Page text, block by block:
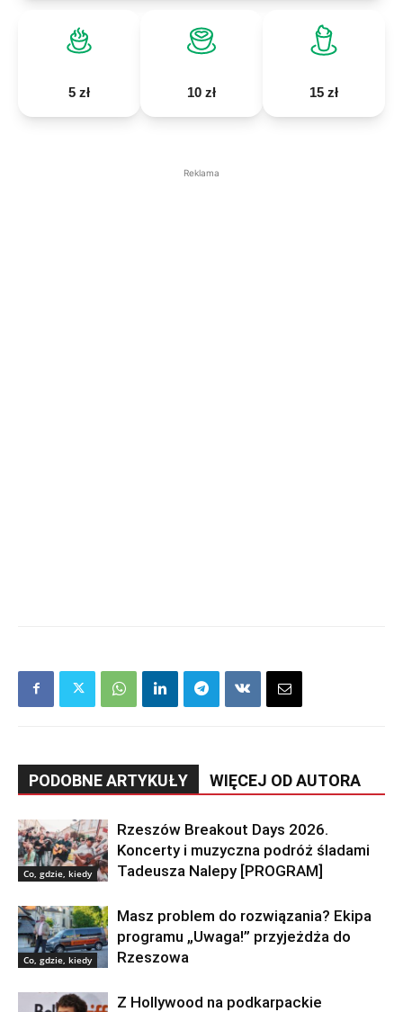
5 zł 10 zł 15 zł
Reklama
PODOBNE ARTYKUŁY WIĘCEJ OD AUTORA
Co, gdzie, kiedy
Rzeszów Breakout Days 2026.
Koncerty i muzyczna podróż śladami
Tadeusza Nalepy [PROGRAM]
Co, gdzie, kiedy
Masz problem do rozwiązania? Ekipa
programu „Uwaga!” przyjeżdża do
Rzeszowa
Z Hollywood na podkarpackie